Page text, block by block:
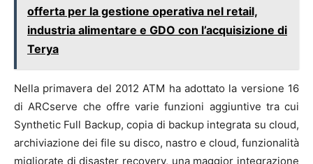
offerta per la gestione operativa nel retail,
industria alimentare e GDO con l’acquisizione di
Terya
Nella primavera del 2012 ATM ha adottato la versione 16
di ARCserve che offre varie funzioni aggiuntive tra cui
Synthetic Full Backup, copia di backup integrata su cloud,
archiviazione dei file su disco, nastro e cloud, funzionalità
migliorate di disaster recovery, una maggior integrazione